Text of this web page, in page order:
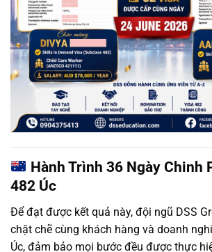
Hành Trình 36 Ngày Chinh
482 Úc
Để đạt được kết quả này, đội ngũ DSS
chặt chẽ cùng khách hàng và doanh
Úc, đảm bảo mọi bước đều được thực